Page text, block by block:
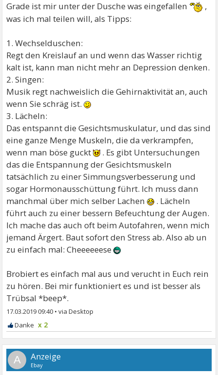
Grade ist mir unter der Dusche was eingefallen
,
was ich mal teilen will, als Tipps:
1. Wechselduschen:
Regt den Kreislauf an und wenn das Wasser richtig
kalt ist, kann man nicht mehr an Depression denken.
2. Singen:
Musik regt nachweislich die Gehirnaktivität an, auch
wenn Sie schräg ist.
3. Lächeln:
Das entspannt die Gesichtsmuskulatur, und das sind
eine ganze Menge Muskeln, die da verkrampfen,
wenn man böse guckt
. Es gibt Untersuchungen
das die Entspannung der Gesichtsmuskeln
tatsächlich zu einer Simmungsverbesserung und
sogar Hormonausschüttung führt. Ich muss dann
manchmal über mich selber Lachen
. Lächeln
führt auch zu einer bessern Befeuchtung der Augen.
Ich mache das auch oft beim Autofahren, wenn mich
jemand Ärgert. Baut sofort den Stress ab. Also ab un
zu einfach mal: Cheeeeeese
Brobiert es einfach mal aus und verucht in Euch rein
zu hören. Bei mir funktioniert es und ist besser als
Trübsal *beep*.
17.03.2019 09:40 •
x 2
A